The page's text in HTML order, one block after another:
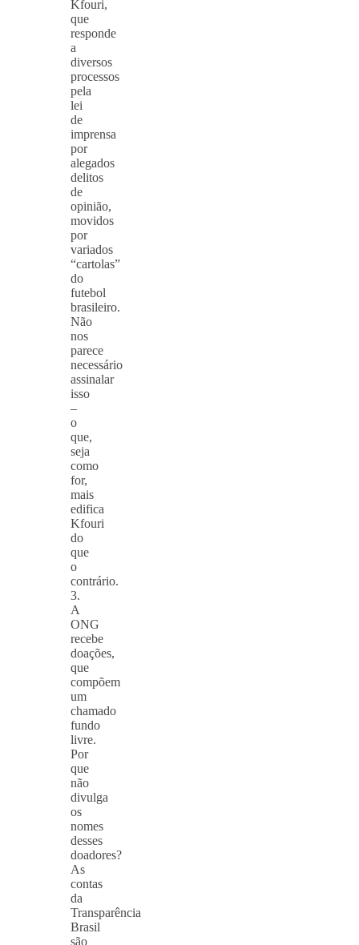
Kfouri,
que
responde
a
diversos
processos
pela
lei
de
imprensa
por
alegados
delitos
de
opinião,
movidos
por
variados
“cartolas”
do
futebol
brasileiro.
Não
nos
parece
necessário
assinalar
isso
–
o
que,
seja
como
for,
mais
edifica
Kfouri
do
que
o
contrário.
3.
A
ONG
recebe
doações,
que
compõem
um
chamado
fundo
livre.
Por
que
não
divulga
os
nomes
desses
doadores?
As
contas
da
Transparência
Brasil
são